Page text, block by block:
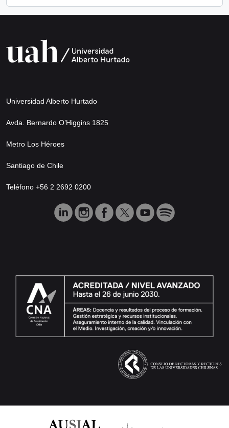
Universidad Alberto Hurtado
Avda. Bernardo O’Higgins 1825
Metro Los Héroes
Santiago de Chile
Teléfono +56 2 2692 0200